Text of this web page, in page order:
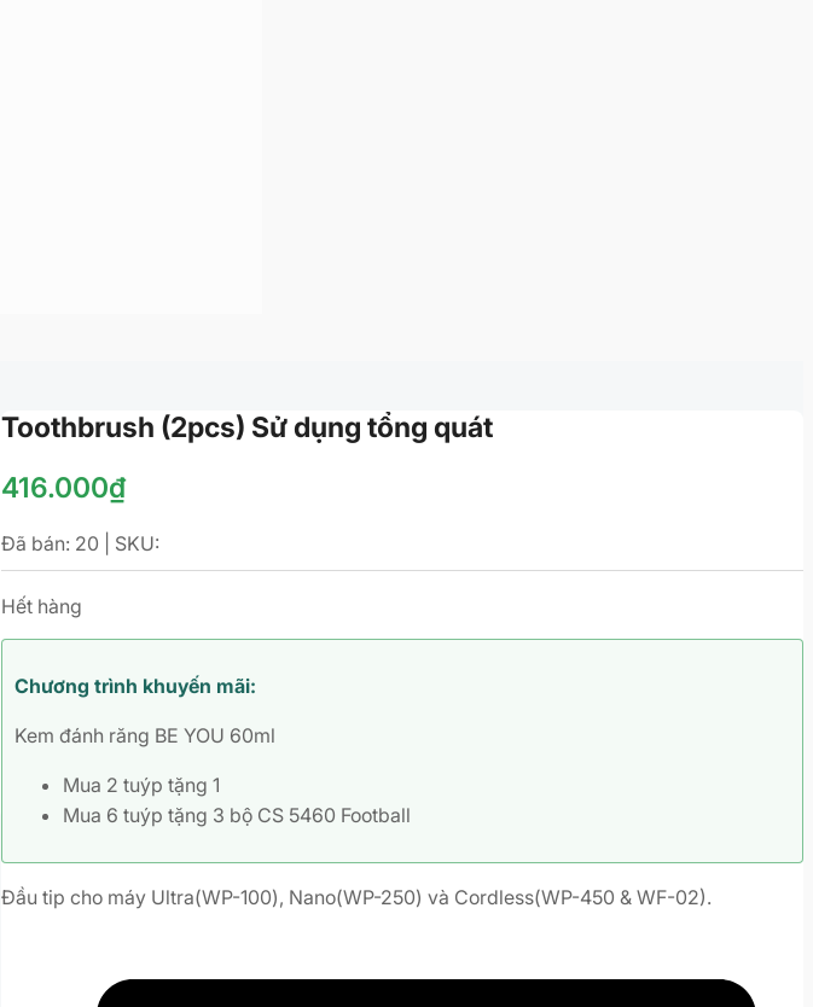
Toothbrush (2pcs) Sử dụng tổng quát
416.000₫
Đã bán: 20 | SKU:
Hết hàng
Chương trình khuyến mãi:
Kem đánh răng BE YOU 60ml
Mua 2 tuýp tặng 1
Mua 6 tuýp tặng 3 bộ CS 5460 Football
Đầu tip cho máy Ultra(WP-100), Nano(WP-250) và Cordless(WP-450 & WF-02).